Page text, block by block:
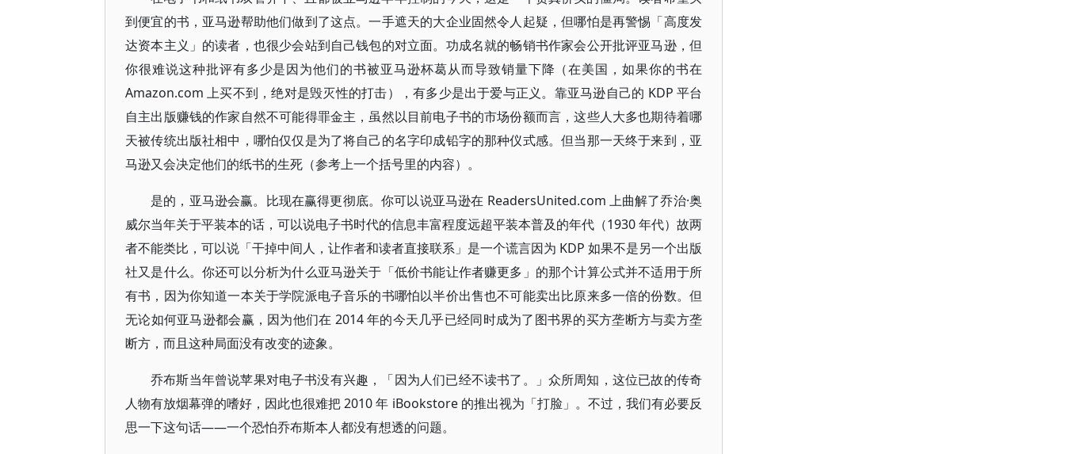
到便宜的书，亚马逊帮助他们做到了这点。一手遮天的大企业固然令人起疑，但哪怕是再警惕「高度发
达资本主义」的读者，也很少会站到自己钱包的对立面。功成名就的畅销书作家会公开批评亚马逊，但
你很难说这种批评有多少是因为他们的书被亚马逊杯葛从而导致销量下降（在美国，如果你的书在
Amazon.com 上买不到，绝对是毁灭性的打击），有多少是出于爱与正义。靠亚马逊自己的 KDP 平台
自主出版赚钱的作家自然不可能得罪金主，虽然以目前电子书的市场份额而言，这些人大多也期待着哪
天被传统出版社相中，哪怕仅仅是为了将自己的名字印成铅字的那种仪式感。但当那一天终于来到，亚
马逊又会决定他们的纸书的生死（参考上一个括号里的内容）。
是的，亚马逊会赢。比现在赢得更彻底。你可以说亚马逊在 ReadersUnited.com 上曲解了乔治·奥
威尔当年关于平装本的话，可以说电子书时代的信息丰富程度远超平装本普及的年代（1930 年代）故两
者不能类比，可以说「干掉中间人，让作者和读者直接联系」是一个谎言因为 KDP 如果不是另一个出版
社又是什么。你还可以分析为什么亚马逊关于「低价书能让作者赚更多」的那个计算公式并不适用于所
有书，因为你知道一本关于学院派电子音乐的书哪怕以半价出售也不可能卖出比原来多一倍的份数。但
无论如何亚马逊都会赢，因为他们在 2014 年的今天几乎已经同时成为了图书界的买方垄断方与卖方垄
断方，而且这种局面没有改变的迹象。
乔布斯当年曾说苹果对电子书没有兴趣，「因为人们已经不读书了。」众所周知，这位已故的传奇
人物有放烟幕弹的嗜好，因此也很难把 2010 年 iBookstore 的推出视为「打脸」。不过，我们有必要反
思一下这句话——一个恐怕乔布斯本人都没有想透的问题。